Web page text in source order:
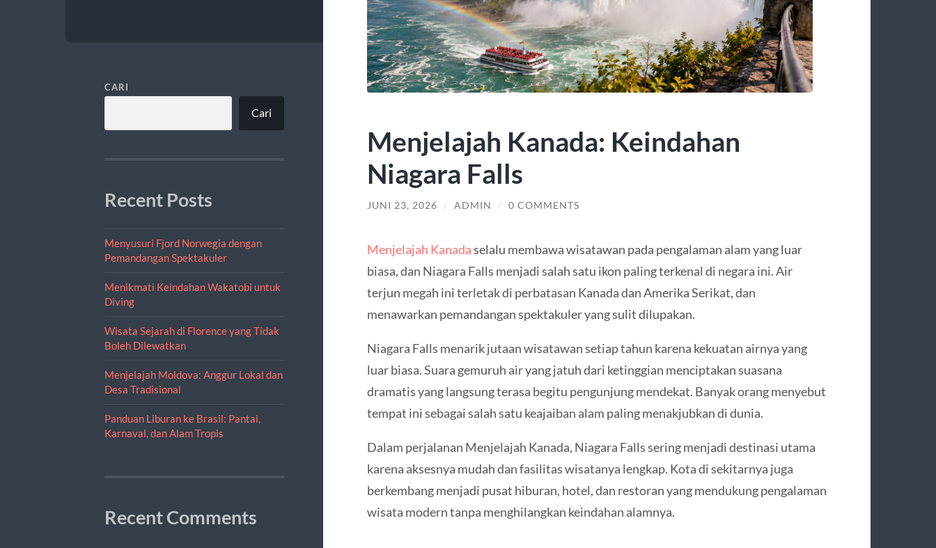
CARI
Cari
Recent Posts
Menyusuri Fjord Norwegia dengan
Pemandangan Spektakuler
Menikmati Keindahan Wakatobi untuk
Diving
Wisata Sejarah di Florence yang Tidak
Boleh Dilewatkan
Menjelajah Moldova: Anggur Lokal dan
Desa Tradisional
Panduan Liburan ke Brasil: Pantai,
Karnaval, dan Alam Tropis
Recent Comments
Menjelajah Kanada: Keindahan
Niagara Falls
JUNI 23, 2026 / ADMIN / 0 COMMENTS
Menjelajah Kanadaselalu membawa wisatawan pada pengalaman alam yang luar
biasa, dan Niagara Falls menjadi salah satu ikon paling terkenal di negara ini. Air
terjun megah ini terletak di perbatasan Kanada dan Amerika Serikat, dan
menawarkan pemandangan spektakuler yang sulit dilupakan.
Niagara Falls menarik jutaan wisatawan setiap tahun karena kekuatan airnya yang
luar biasa. Suara gemuruh air yang jatuh dari ketinggian menciptakan suasana
dramatis yang langsung terasa begitu pengunjung mendekat. Banyak orang menyebut
tempat ini sebagai salah satu keajaiban alam paling menakjubkan di dunia.
Dalam perjalanan Menjelajah Kanada, Niagara Falls sering menjadi destinasi utama
karena aksesnya mudah dan fasilitas wisatanya lengkap. Kota di sekitarnya juga
berkembang menjadi pusat hiburan, hotel, dan restoran yang mendukung pengalaman
wisata modern tanpa menghilangkan keindahan alamnya.